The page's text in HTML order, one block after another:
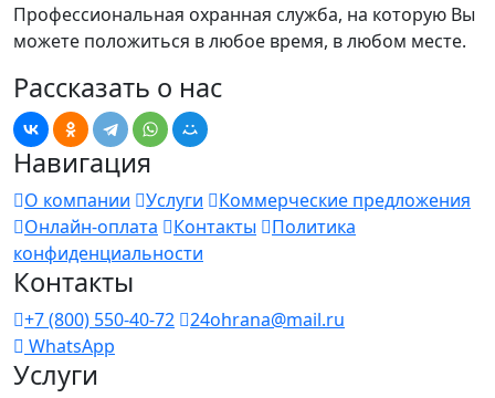
Профессиональная охранная служба, на которую Вы
можете положиться в любое время, в любом месте.
Рассказать о нас
Навигация
О компании Услуги
Коммерческие предложения
Онлайн-оплата
Контакты
Политика
конфиденциальности
Контакты
+7 (800) 550-40-72
24ohrana@mail.ru
WhatsApp
Услуги